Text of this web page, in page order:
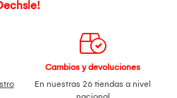
Cambios y devoluciones
En nuestras 26 tiendas a nivel